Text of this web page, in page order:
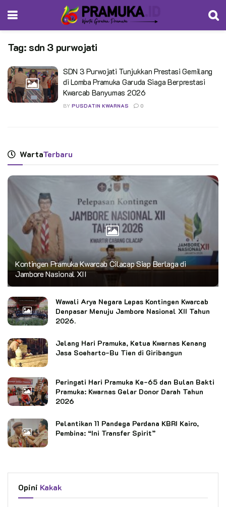
Tag: sdn 3 purwojati
SDN 3 Purwojati Tunjukkan Prestasi Gemilang
di Lomba Pramuka Garuda Siaga Berprestasi
Kwarcab Banyumas 2026
BY PUSDATIN KWARNAS 0
WartaTerbaru
Kontingen Pramuka Kwarcab Cilacap Siap Berlaga di
Jambore Nasional XII
Wawali Arya Negara Lepas Kontingen Kwarcab
Denpasar Menuju Jambore Nasional XII Tahun
2026.
Jelang Hari Pramuka, Ketua Kwarnas Kenang
Jasa Soeharto-Bu Tien di Giribangun
Peringati Hari Pramuka Ke-65 dan Bulan Bakti
Pramuka: Kwarnas Gelar Donor Darah Tahun
2026
Pelantikan 11 Pandega Perdana KBRI Kairo,
Pembina: “Ini Transfer Spirit”
Opini Kakak